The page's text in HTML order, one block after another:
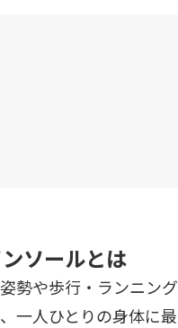
ソールとは
勢や歩行・ランニング
一人ひとりの身体に最